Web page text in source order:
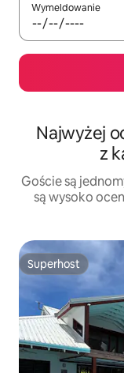
Wymeldowanie
Najwyżej
z
Goście są
są wysoko
Superhost
Superhost